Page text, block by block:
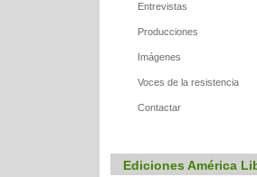
Entrevistas
Producciones
Imágenes
Voces de la resistencia
Contactar
Ediciones América